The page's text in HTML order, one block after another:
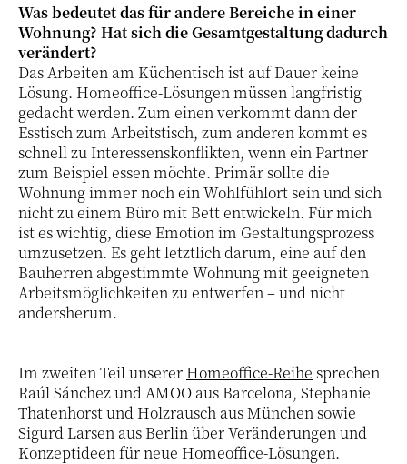
Was bedeutet das für andere Bereiche in einer
Wohnung? Hat sich die Gesamtgestaltung dadurch
verändert?
Das Arbeiten am Küchentisch ist auf Dauer keine
Lösung. Homeoffice-Lösungen müssen langfristig
gedacht werden. Zum einen verkommt dann der
Esstisch zum Arbeitstisch, zum anderen kommt es
schnell zu Interessenskonflikten, wenn ein Partner
zum Beispiel essen möchte. Primär sollte die
Wohnung immer noch ein Wohlfühlort sein und sich
nicht zu einem Büro mit Bett entwickeln. Für mich
ist es wichtig, diese Emotion im Gestaltungsprozess
umzusetzen. Es geht letztlich darum, eine auf den
Bauherren abgestimmte Wohnung mit geeigneten
Arbeitsmöglichkeiten zu entwerfen – und nicht
andersherum.
Im zweiten Teil unserer Homeoffice-Reihe sprechen
Raúl Sánchez und AMOO aus Barcelona, Stephanie
Thatenhorst und Holzrausch aus München sowie
Sigurd Larsen aus Berlin über Veränderungen und
Konzeptideen für neue Homeoffice-Lösungen.